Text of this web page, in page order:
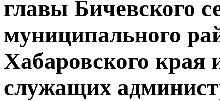
главы Бичевского
муниципального
Хабаровского
служащих